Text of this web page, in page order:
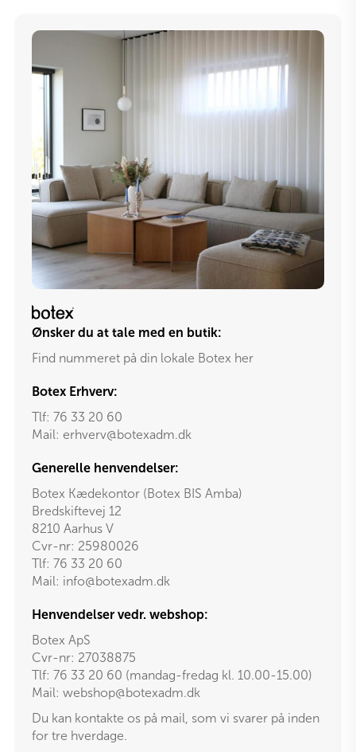
Ønsker du at tale med en butik:
Find nummeret på din lokale Botex her
Botex Erhverv:
Tlf: 76 33 20 60
Mail: erhverv@botexadm.dk
Generelle henvendelser:
Botex Kædekontor (Botex BIS Amba)
Bredskiftevej 12
8210 Aarhus V
Cvr-nr: 25980026
Tlf: 76 33 20 60
Mail: info@botexadm.dk
Henvendelser vedr. webshop:
Botex ApS
Cvr-nr: 27038875
Tlf: 76 33 20 60 (mandag-fredag kl. 10.00-15.00)
Mail: webshop@botexadm.dk
Du kan kontakte os på mail, som vi svarer på inden
for tre hverdage.